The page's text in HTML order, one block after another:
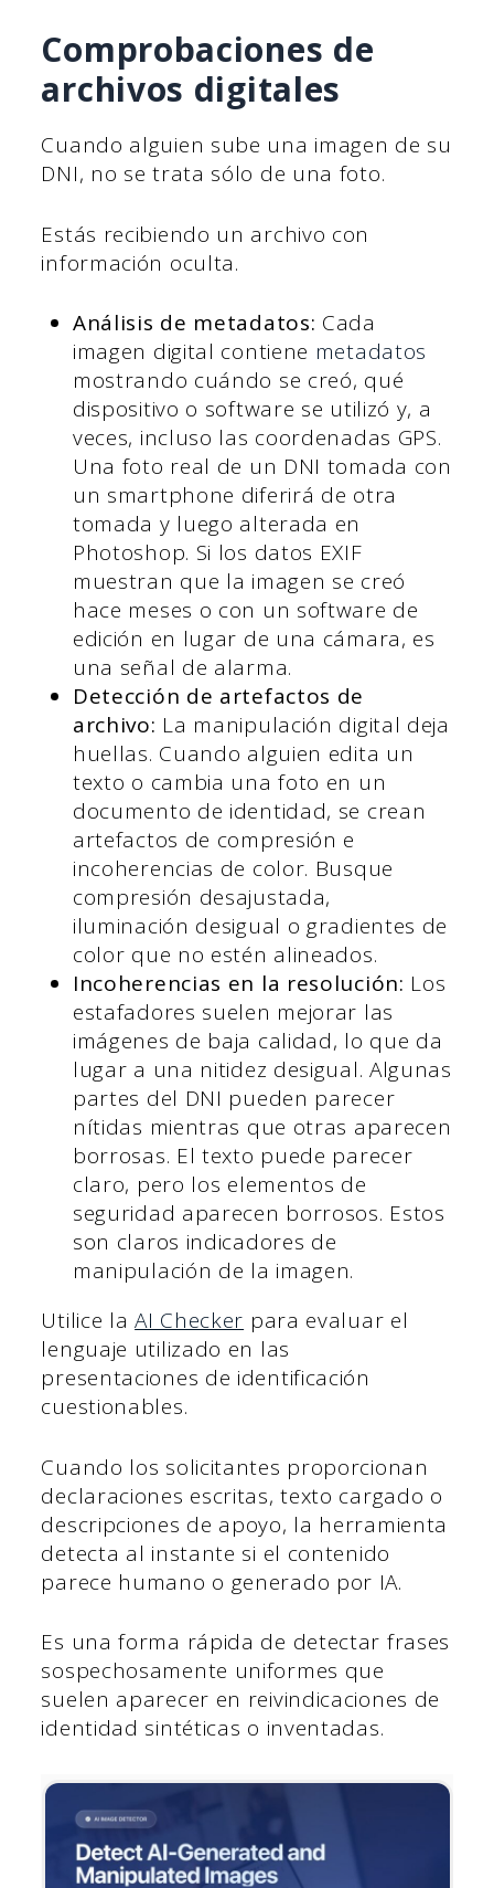
Comprobaciones de
archivos digitales
Cuando alguien sube una imagen de su
DNI, no se trata sólo de una foto.
Estás recibiendo un archivo con
información oculta.
Análisis de metadatos: Cada
imagen digital contiene metadatos
mostrando cuándo se creó, qué
dispositivo o software se utilizó y, a
veces, incluso las coordenadas GPS.
Una foto real de un DNI tomada con
un smartphone diferirá de otra
tomada y luego alterada en
Photoshop. Si los datos EXIF
muestran que la imagen se creó
hace meses o con un software de
edición en lugar de una cámara, es
una señal de alarma.
Detección de artefactos de
archivo: La manipulación digital deja
huellas. Cuando alguien edita un
texto o cambia una foto en un
documento de identidad, se crean
artefactos de compresión e
incoherencias de color. Busque
compresión desajustada,
iluminación desigual o gradientes de
color que no estén alineados.
Incoherencias en la resolución: Los
estafadores suelen mejorar las
imágenes de baja calidad, lo que da
lugar a una nitidez desigual. Algunas
partes del DNI pueden parecer
nítidas mientras que otras aparecen
borrosas. El texto puede parecer
claro, pero los elementos de
seguridad aparecen borrosos. Estos
son claros indicadores de
manipulación de la imagen.
Utilice laAI Checker para evaluar el
lenguaje utilizado en las
presentaciones de identificación
cuestionables.
Cuando los solicitantes proporcionan
declaraciones escritas, texto cargado o
descripciones de apoyo, la herramienta
detecta al instante si el contenido
parece humano o generado por IA.
Es una forma rápida de detectar frases
sospechosamente uniformes que
suelen aparecer en reivindicaciones de
identidad sintéticas o inventadas.